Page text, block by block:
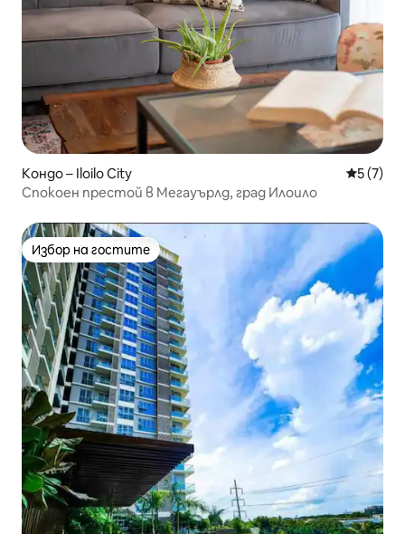
Кондо – Iloilo City Средна
5 (7)
Спокоен престой в Мегауърлд, град Илоило
Избор на гостите
Избор на гостите